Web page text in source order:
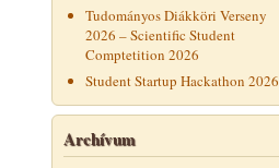
Tudományos Diákköri Verseny
2026 – Scientific Student
Comptetition 2026
Student Startup Hackathon 2026
Archívum